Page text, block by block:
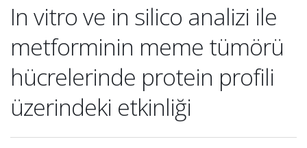
In vitro ve in silico analizi ile
metforminin meme tümörü
hücrelerinde protein profili
üzerindeki etkinliği